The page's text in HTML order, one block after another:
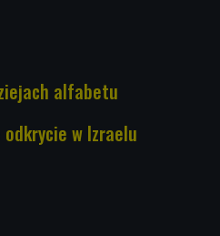
alfabetu
odkrycie w Izraelu